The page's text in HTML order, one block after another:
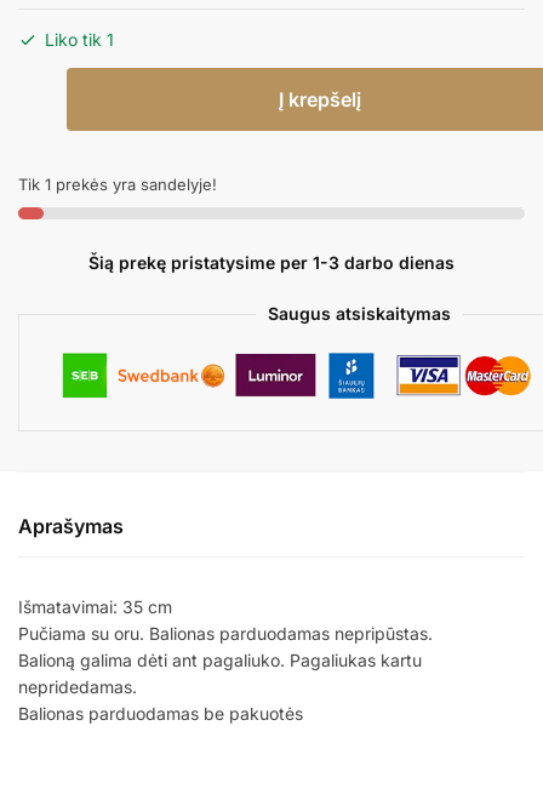
Liko tik 1
MINI
HELLO
Į krepšelį
Tik 1 prekės yra sandelyje!
Šią prekę pristatysime per 1-3 darbo dienas
Saugus atsiskaitymas
Aprašymas
Išmatavimai: 35 cm
Pučiama su oru. Balionas parduodamas nepripūstas.
Balioną galima dėti ant pagaliuko. Pagaliukas kartu
nepridedamas.
Balionas parduodamas be pakuotės